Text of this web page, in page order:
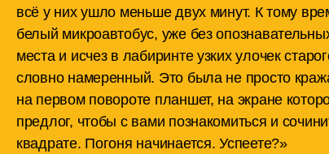
всё у них ушло меньше двух минут. К тому
белый микроавтобус, уже без
места и исчез в лабиринте узких улочек
словно намеренный. Это была не просто
на первом повороте планшет, на экране
предлог, чтобы с вами познакомиться и
квадрате. Погоня начинается. Успеете?»